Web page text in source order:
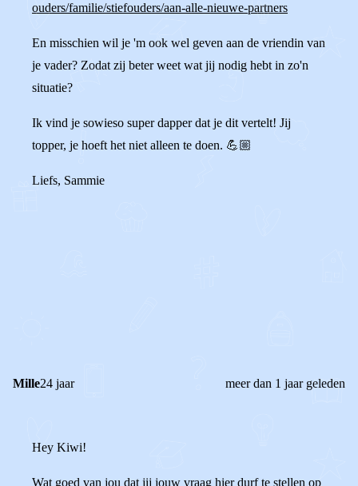
ouders/familie/stiefouders/aan-alle-nieuwe-partners
En misschien wil je 'm ook wel geven aan de vriendin van
je vader? Zodat zij beter weet wat jij nodig hebt in zo'n
situatie?
Ik vind je sowieso super dapper dat je dit vertelt! Jij
topper, je hoeft het niet alleen te doen. 💪🏼
Liefs, Sammie
Mille24 jaar meer dan 1 jaar geleden
Hey Kiwi!
Wat goed van jou dat jij jouw vraag hier durf te stellen op